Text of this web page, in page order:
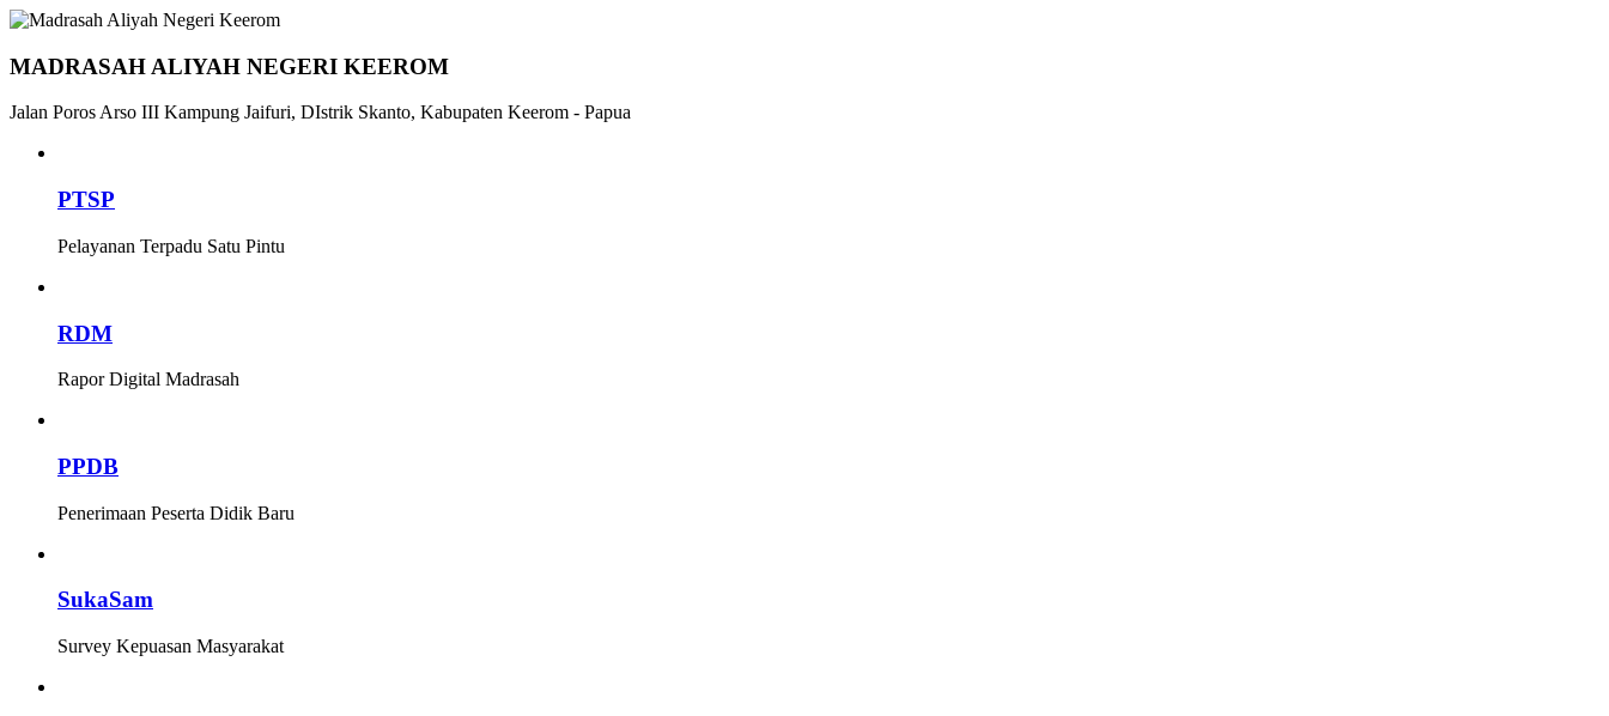
MADRASAH ALIYAH NEGERI KEEROM
Jalan Poros Arso III Kampung Jaifuri, DIstrik Skanto, Kabupaten Keerom - Papua
PTSP
Pelayanan Terpadu Satu Pintu
RDM
Rapor Digital Madrasah
PPDB
Penerimaan Peserta Didik Baru
SukaSam
Survey Kepuasan Masyarakat